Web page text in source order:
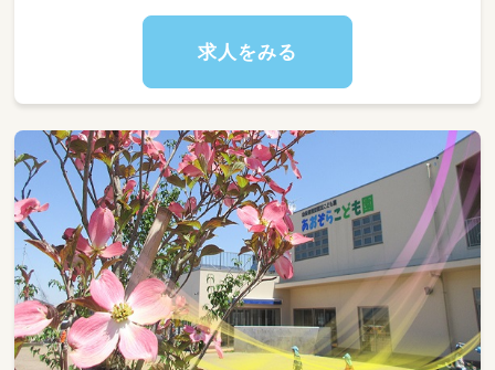
しています。
求人をみる